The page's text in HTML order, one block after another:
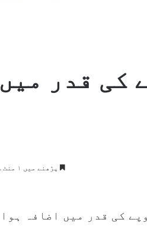
کی قدر میں
پڑھنے میں ۱ منٹ سے کم
کی قدر میں اضافہ ہوا